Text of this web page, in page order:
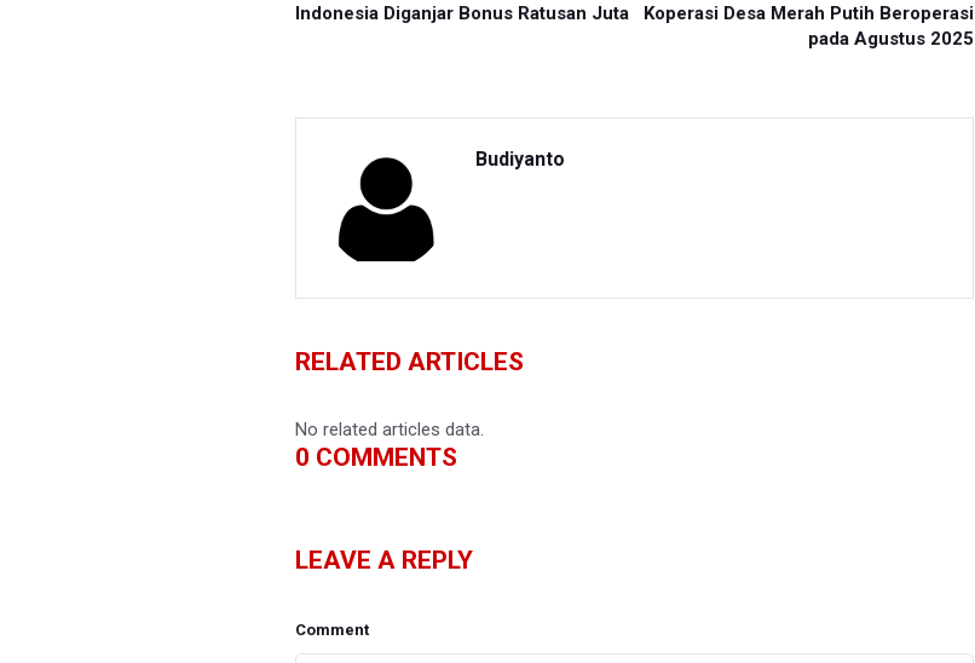
Indonesia Diganjar Bonus Ratusan Juta
Koperasi Desa Merah Putih Beroperasi
pada Agustus 2025
Budiyanto
RELATED ARTICLES
No related articles data.
0 COMMENTS
LEAVE A REPLY
Comment